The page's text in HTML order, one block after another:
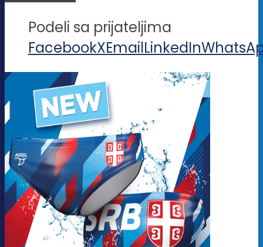
Podeli sa prijateljima
FacebookXEmailLinkedIn